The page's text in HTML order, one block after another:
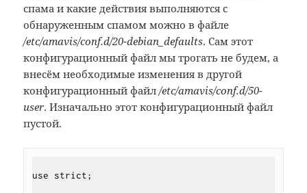
спама и какие действия выполняются с
обнаруженным спамом можно в файле
/etc/amavis/conf.d/20-debian_defaults. Сам этот
конфигурационный файл мы трогать не будем, а
внесём необходимые изменения в другой
конфигурационный файл/etc/amavis/conf.d/50-
user. Изначально этот конфигурационный файл
пустой.
use strict;